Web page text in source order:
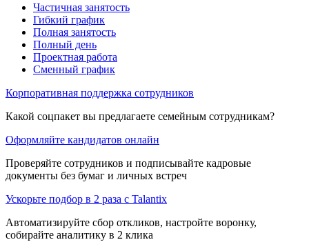
Частичная занятость
Гибкий график
Полная занятость
Полный день
Проектная работа
Сменный график
Корпоративная поддержка сотрудников
Какой соцпакет вы предлагаете семейным сотрудникам?
Оформляйте кандидатов онлайн
Проверяйте сотрудников и подписывайте кадровые
документы без бумаг и личных встреч
Ускорьте подбор в 2 раза с Talantix
Автоматизируйте сбор откликов, настройте воронку,
собирайте аналитику в 2 клика